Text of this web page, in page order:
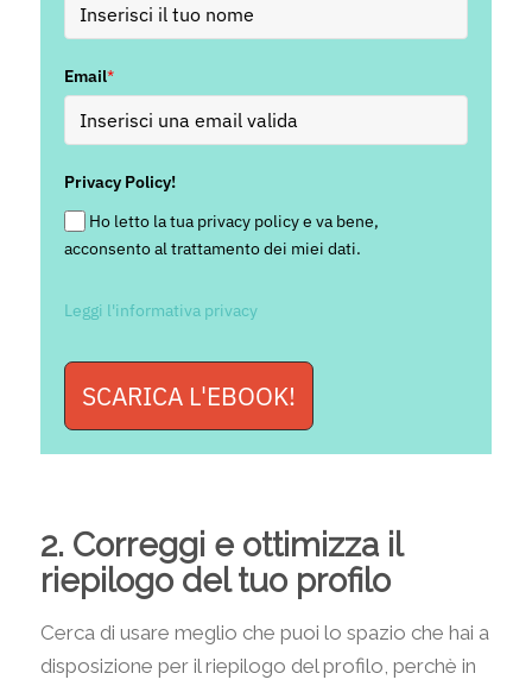
Email*
Privacy Policy!
Ho letto la tua privacy policy e va bene,
acconsento al trattamento dei miei dati.
Leggi l'informativa privacy
SCARICA L'EBOOK!
2. Correggi e ottimizza il
riepilogo del tuo profilo
Cerca di usare meglio che puoi lo spazio che hai a
disposizione per il riepilogo del profilo, perchè in